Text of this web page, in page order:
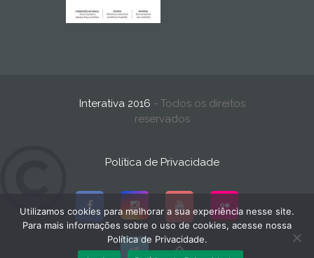
Interativa 2016 - Todos os direitos
reservados
Política de Privacidade
Utilizamos cookies para melhorar a sua experiência nesse site.
Para mais informações sobre o uso de cookies, acesse nossa
Política de Privacidade.